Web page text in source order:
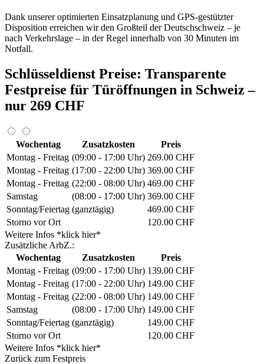
Dank unserer optimierten Einsatzplanung und GPS-gestützter
Disposition erreichen wir den Großteil der Deutschschweiz – je
nach Verkehrslage – in der Regel innerhalb von 30 Minuten im
Notfall.
Schlüsseldienst Preise: Transparente
Festpreise für Türöffnungen in Schweiz –
nur 269 CHF
Wochentag Zusatzkosten
Preis
Montag - Freitag (09:00 - 17:00 Uhr) 269.00 CHF
Montag - Freitag (17:00 - 22:00 Uhr) 369.00 CHF
Montag - Freitag (22:00 - 08:00 Uhr) 469.00 CHF
Samstag
(08:00 - 17:00 Uhr) 369.00 CHF
Sonntag/Feiertag (ganztägig)
469.00 CHF
Storno vor Ort
120.00 CHF
Weitere Infos *klick hier*
Zusätzliche ArbZ.:
Wochentag
Zusatzkosten
Preis
Montag - Freitag (09:00 - 17:00 Uhr) 139.00 CHF
Montag - Freitag (17:00 - 22:00 Uhr) 149.00 CHF
Montag - Freitag (22:00 - 08:00 Uhr) 149.00 CHF
Samstag
(08:00 - 17:00 Uhr) 149.00 CHF
Sonntag/Feiertag (ganztägig)
149.00 CHF
Storno vor Ort
120.00 CHF
Weitere Infos *klick hier*
Zurück zum Festpreis